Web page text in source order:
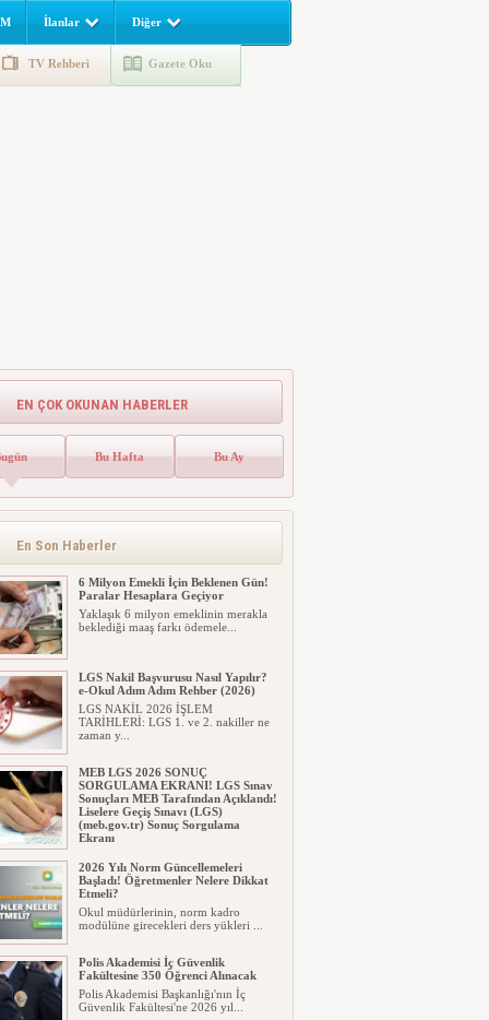
İlanlar Diğer
TV Rehberi Gazete Oku
EN ÇOK OKUNAN HABERLER
Bu Hafta Bu Ay
En Son Haberler
Sahipleri Dikkat
Emlak vergisinde gelecek yıl için esas
6 Milyon Emekli İçin Beklenen Gün!
Paralar Hesaplara Geçiyor
Yaklaşık 6 milyon emeklinin merakla
beklediği maaş farkı ödemele...
LGS Nakil Başvurusu Nasıl Yapılır?
e-Okul Adım Adım Rehber (2026)
LGS NAKİL 2026 İŞLEM
TARİHLERİ: LGS 1. ve 2. nakiller ne
zaman y...
MEB LGS 2026 SONUÇ
SORGULAMA EKRANI! LGS Sınav
Sonuçları MEB Tarafından Açıklandı!
Liselere Geçiş Sınavı (LGS)
(meb.gov.tr) Sonuç Sorgulama
Ekranı
Milyonlarca öğrenci için ...
2026 Yılı Norm Güncellemeleri
Başladı! Öğretmenler Nelere Dikkat
Etmeli?
Okul müdürlerinin, norm kadro
modülüne girecekleri ders yükleri ...
Polis Akademisi İç Güvenlik
Fakültesine 350 Öğrenci Alınacak
Polis Akademisi Başkanlığı'nın İç
Güvenlik Fakültesi'ne 2026 yıl...